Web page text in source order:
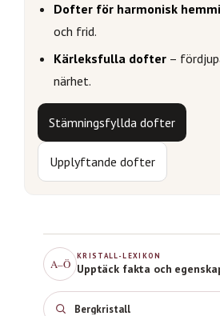
A–Ö
KRISTALL-LEXIKON
Upptäck fakta och
Bergkristall
Dofter för harmonisk
och frid.
Kärleksfulla dofter –
närhet.
Stämningsfyllda dofter
Upplyftande dofter